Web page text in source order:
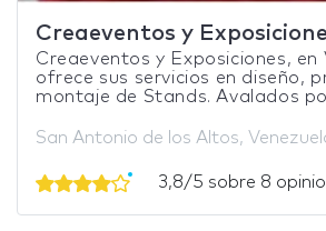
Creaeventos y
Creaeventos y Exposiciones, en
ofrece sus servicios en diseño,
montaje de Stands. Avalados
San Antonio de los Altos,
3,8/5 sobre 8